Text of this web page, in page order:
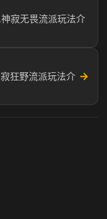
寂无畏流派玩法介
狂野流派玩法介 →